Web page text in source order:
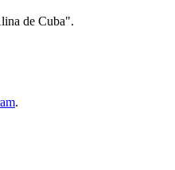
de Cuba".
.